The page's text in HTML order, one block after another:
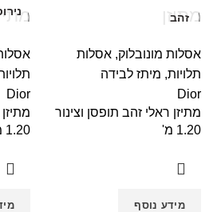
זהב
מתיזן
אסלות מונובלוק, אסלות
תלויות, מיתז לבידה
Dior
מתיזן ראלי זהב תופסן וצינור
1.20 מ'
מידע נוסף
Dior
1.20 מ'